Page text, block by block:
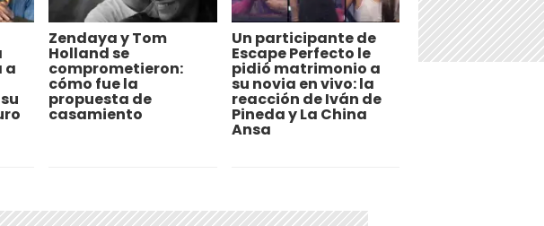
a
Zendaya y Tom
Holland se
comprometieron:
cómo fue la
propuesta de
casamiento
Un participante de
Escape Perfecto le
pidió matrimonio a
su novia en vivo: la
reacción de Iván de
Pineda y La China
Ansa